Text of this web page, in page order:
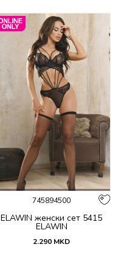
745894500
ELAWIN женски сет 5415
ELAWIN
2.290 MKD